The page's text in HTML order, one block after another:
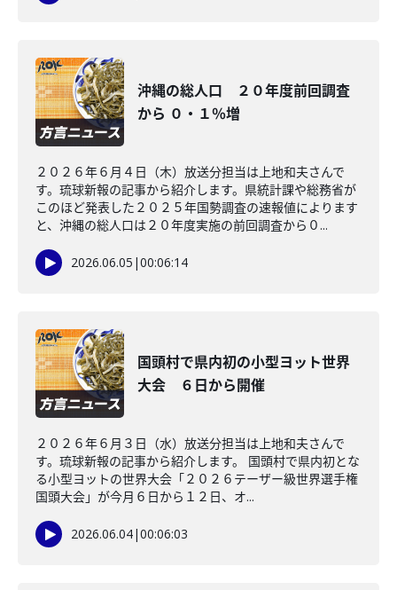
沖縄の総人口 ２０年度前回調査
から ０・１％増
２０２６年６月４日（木）放送分担当は上地和夫さんで
す。琉球新報の記事から紹介します。県統計課や総務省が
このほど発表した２０２５年国勢調査の速報値によります
と、沖縄の総人口は２０年度実施の前回調査から０...
2026.06.05 |00:06:14
国頭村で県内初の小型ヨット世界
大会 ６日から開催
２０２６年６月３日（水）放送分担当は上地和夫さんで
す。琉球新報の記事から紹介します。 国頭村で県内初とな
る小型ヨットの世界大会「２０２６テーザー級世界選手権
国頭大会」が今月６日から１２日、オ...
2026.06.04|00:06:03